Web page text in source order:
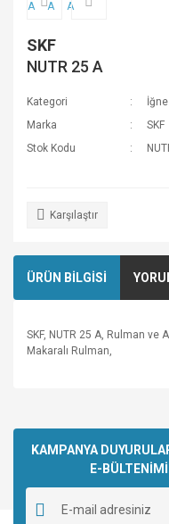
SKF
NUTR 25 A
Kategori
Marka
SKF
Stok Kodu
Karşılaştır
ÜRÜN BİLGİSİ
SKF, NUTR 25 A, Rulman ve
Makaralı Rulman,
kullanarak tarafımıza
Görüş ve önerileriniz
Ürün resmi
Ürün açıklamasında
KAMPANYA
E-